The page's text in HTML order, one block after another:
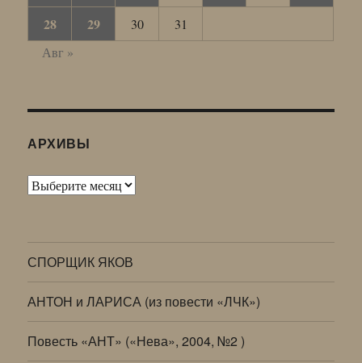
28
29 30
31
Авг »
АРХИВЫ
Архивы
СПОРЩИК ЯКОВ
АНТОН и ЛАРИСА (из повести «ЛЧК»)
Повесть «АНТ» («Нева», 2004, №2 )